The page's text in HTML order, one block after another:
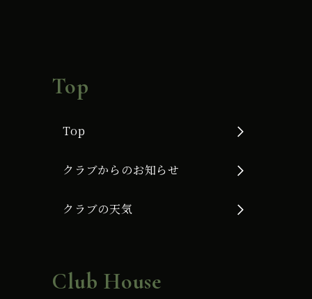
Top
Top
クラブからのお知らせ
クラブの天気
Club House